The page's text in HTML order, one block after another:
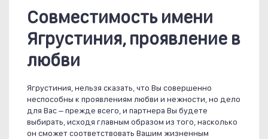
Совместимость имени
Ягрустиния, проявление в
любви
Ягрустиния, нельзя сказать, что Вы совершенно
неспособны к проявлениям любви и нежности, но дело
для Вас – прежде всего, и партнера Вы будете
выбирать, исходя главным образом из того, насколько
он сможет соответствовать Вашим жизненным